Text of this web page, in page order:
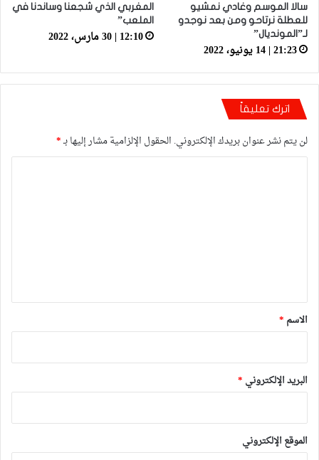
سالا الموسم وغادي نمشيو
للعطلة نرتاحو ومن بعد نوجدو
لـ”المونديال”
21:23 | 14 يونيو، 2022
المغربي الذي شجعنا وساندنا في
الملعب”
12:10 | 30 مارس، 2022
اترك تعليقاً
لن يتم نشر عنوان بريدك الإلكتروني. الحقول الإلزامية مشار إليها بـ*
*
الاسم *
البريد الإلكتروني *
الموقع الإلكتروني